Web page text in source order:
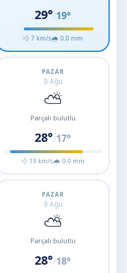
29°/19°
💨 7 km/s🌧 0.0 mm
PAZAR
9 Ağu
⛅
Parçalı bulutlu
28°/17°
💨 19 km/s🌧 0.0 mm
PAZAR
9 Ağu
⛅
Parçalı bulutlu
28°/18°